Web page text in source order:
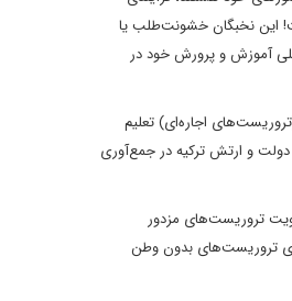
این نخبگان خشونت‌طلب یا
آموزش و پرورش خود در
اجاره‌ای) تعلیم
دولت و ارتش ترکیه در جمع‌آوری
تروریست‌های مزدور
تروریست‌های بدون وطن